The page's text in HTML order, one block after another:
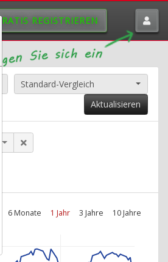
GRATIS REGISTRIEREN
Standard-Vergleich
Aktualisieren
6 Monate 1 Jahr 3 Jahre 10 Jahre